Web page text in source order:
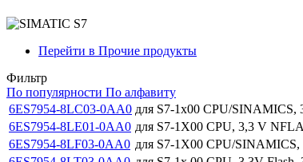
Перейти в Прочие продукты
Фильтр
По популярности По алфавиту
6ES7954-8LC03-0AA0 для S7-1x00 CPU/SINAMICS,
6ES7954-8LE01-0AA0 для S7-1X00 CPU, 3,3 V
6ES7954-8LF03-0AA0 для S7-1X00 CPU/